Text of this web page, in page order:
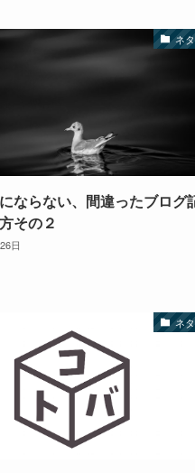
ネタ
ならない、間違ったブログ
その２
日
ネタ